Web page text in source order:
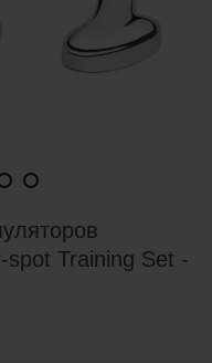
spot Training Set -